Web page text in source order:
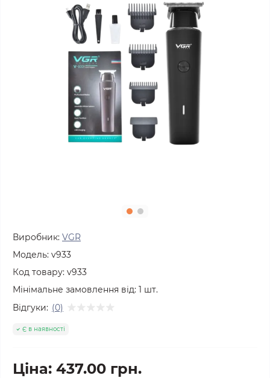
Виробник: VGR
Модель: v933
Код товару: v933
Мінімальне замовлення від: 1 шт.
Відгуки: (0)
Є в наявності
Ціна: 437.00 грн.